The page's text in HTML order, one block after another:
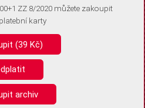
ukládat žádné informace
vás ale požádali o souhlas s
jedná o stejné zařízení, a
ZZ 8/2020 můžete zakoupit
karty
(39 Kč)
archiv